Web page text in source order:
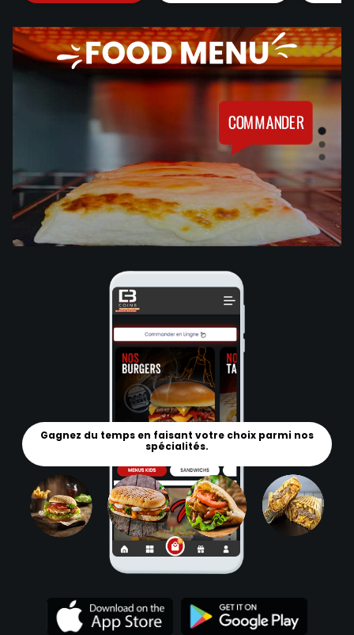
Gagnez du temps en faisant votre choix parmi nos
spécialités.